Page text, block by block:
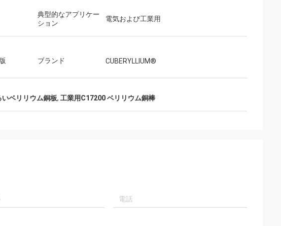
典型的なアプリケー
ション
電気および工業用
ブランド CUBERYLLIUM®
いベリリウム銅板, 工業用C17200 ベリリウム銅棒